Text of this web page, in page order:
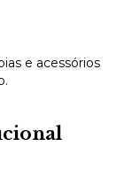
e acessórios